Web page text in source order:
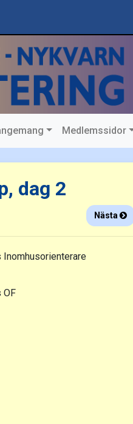
Medlemssidor
dag 2
Nästa
Inomhusorienterare
OF